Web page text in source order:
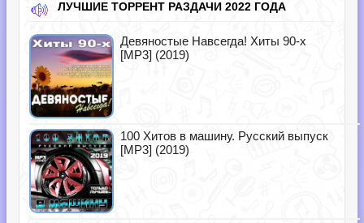
ЛУЧШИЕ ТОРРЕНТ РАЗДАЧИ 2022 ГОДА
Девяностые Навсегда! Хиты 90-х
[MP3] (2019)
100 Хитов в машину. Русский выпуск
[MP3] (2019)